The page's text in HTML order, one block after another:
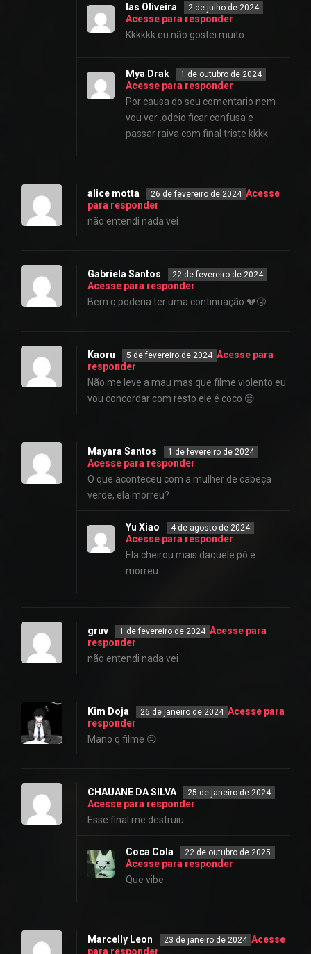
Ias Oliveira 2 de julho de 2024
Acesse para responder
Kkkkkk eu não gostei muito
Mya Drak 1 de outubro de 2024
Acesse para responder
Por causa do seu comentario nem
vou ver .odeio ficar confusa e
passar raiva com final triste kkkk
alice motta 26 de fevereiro de 2024 Acesse
para responder
não entendi nada vei
Gabriela Santos 22 de fevereiro de 2024
Acesse para responder
Bem q poderia ter uma continuação 💔🤧
Kaoru 5 de fevereiro de 2024 Acesse para
responder
Não me leve a mau mas que filme violento eu
vou concordar com resto ele é coco 😒
Mayara Santos 1 de fevereiro de 2024
Acesse para responder
O que aconteceu com a mulher de cabeça
verde, ela morreu?
Yu Xiao 4 de agosto de 2024
Acesse para responder
Ela cheirou mais daquele pó e
morreu
gruv 1 de fevereiro de 2024 Acesse para
responder
não entendi nada vei
Kim Doja 26 de janeiro de 2024 Acesse para
responder
Mano q filme ☹️
CHAUANE DA SILVA 25 de janeiro de 2024
Acesse para responder
Esse final me destruiu
Coca Cola 22 de outubro de 2025
Acesse para responder
Que vibe
Marcelly Leon 23 de janeiro de 2024 Acesse
para responder